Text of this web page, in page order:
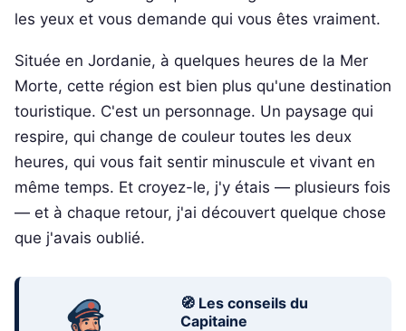
les yeux et vous demande qui vous êtes vraiment.
Située en Jordanie, à quelques heures de la Mer
Morte, cette région est bien plus qu'une destination
touristique. C'est un personnage. Un paysage qui
respire, qui change de couleur toutes les deux
heures, qui vous fait sentir minuscule et vivant en
même temps. Et croyez-le, j'y étais — plusieurs fois
— et à chaque retour, j'ai découvert quelque chose
que j'avais oublié.
🧭 Les conseils du
Capitaine